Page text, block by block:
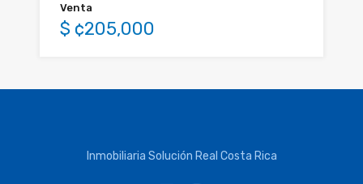
Venta
$ ¢205,000
Inmobiliaria Solución Real Costa Rica